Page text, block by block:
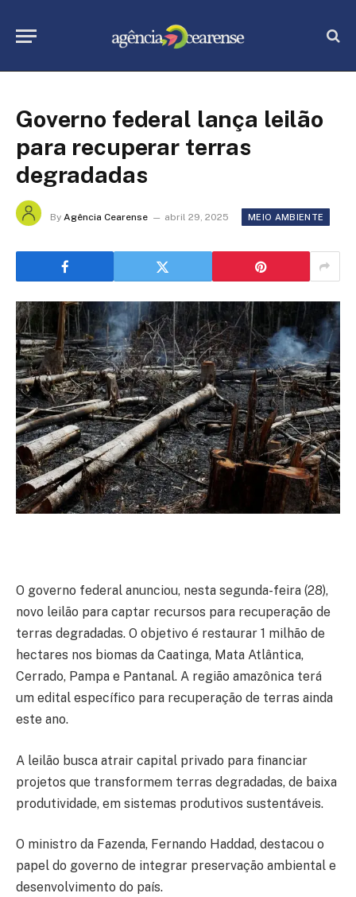
Governo federal lança leilão
para recuperar terras
degradadas
By Agência Cearense abril 29, 2025 MEIO AMBIENTE
O governo federal anunciou, nesta segunda-feira (28),
novo leilão para captar recursos para recuperação de
terras degradadas. O objetivo é restaurar 1 milhão de
hectares nos biomas da Caatinga, Mata Atlântica,
Cerrado, Pampa e Pantanal. A região amazônica terá
um edital específico para recuperação de terras ainda
este ano.
A leilão busca atrair capital privado para financiar
projetos que transformem terras degradadas, de baixa
produtividade, em sistemas produtivos sustentáveis.
O ministro da Fazenda, Fernando Haddad, destacou o
papel do governo de integrar preservação ambiental e
desenvolvimento do país.